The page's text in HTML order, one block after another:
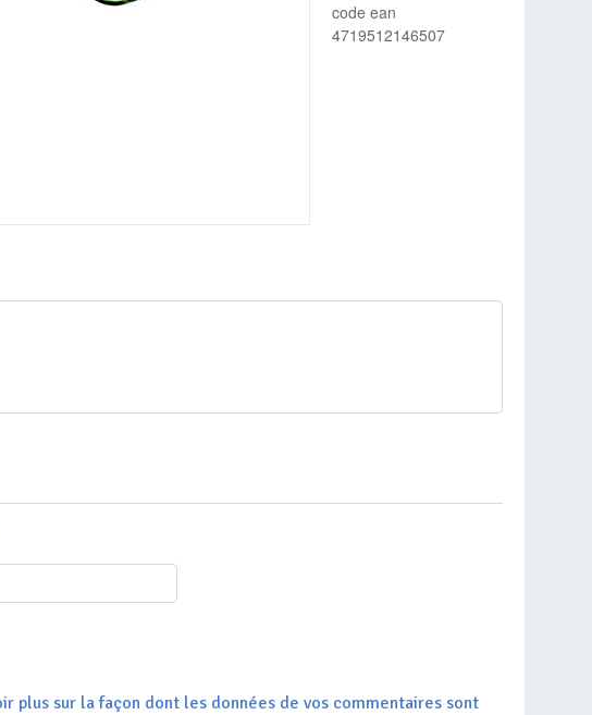
code ean
4719512146507
plus sur la façon dont les données de vos commentaires sont